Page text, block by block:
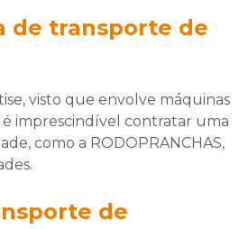
de transporte de
visto que envolve máquinas
é imprescindível contratar uma
como a RODOPRANCHAS,
de